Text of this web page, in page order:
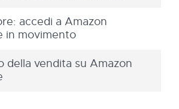
accedi a Amazon
in movimento
della vendita su Amazon